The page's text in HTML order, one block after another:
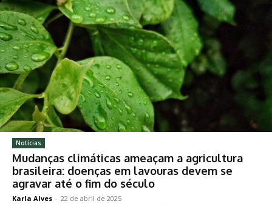
Notícias
Mudanças climáticas ameaçam a agricultura
brasileira: doenças em lavouras devem se
agravar até o fim do século
Karla Alves - 22 de abril de 2025